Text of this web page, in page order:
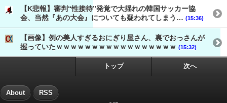
【K悲報】審判“性接待”発覚で大揺れの韓国サッカー協
会、当然『あの大会』についても疑われてしまう… (15:36)
【画像】例の美人すぎるおにぎり屋さん、裏でおっさんが
握っていたｗｗｗｗｗｗｗｗｗｗｗｗｗｗｗｗｗ (15:32)
トップ 次へ
About RSS